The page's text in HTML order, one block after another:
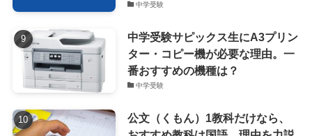
中学受験
中学受験サピックス生にA3プリン
ター・コピー機が必要な理由。一
番おすすめの機種は？
中学受験
公文（くもん）1教科だけなら、